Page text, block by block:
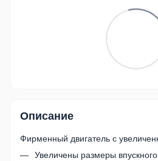
Описание
Фирменный двигатель с
Увеличены размеры